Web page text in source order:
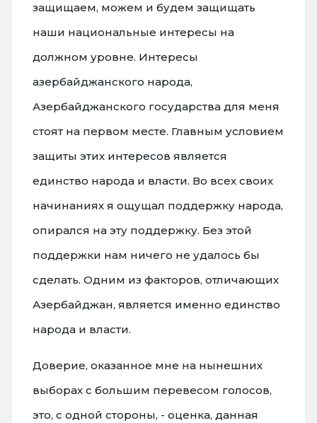
защищаем, можем и будем защищать
наши национальные интересы на
должном уровне. Интересы
азербайджанского народа,
Азербайджанского государства для меня
стоят на первом месте. Главным условием
защиты этих интересов является
единство народа и власти. Во всех своих
начинаниях я ощущал поддержку народа,
опирался на эту поддержку. Без этой
поддержки нам ничего не удалось бы
сделать. Одним из факторов, отличающих
Азербайджан, является именно единство
народа и власти.
Доверие, оказанное мне на нынешних
выборах с большим перевесом голосов,
это, с одной стороны, - оценка, данная